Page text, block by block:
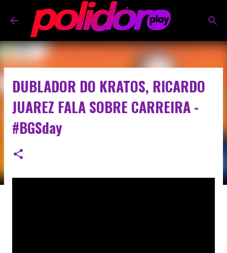
Pular para o conteúdo principal
DUBLADOR DO KRATOS, RICARDO
JUAREZ FALA SOBRE CARREIRA -
#BGSday